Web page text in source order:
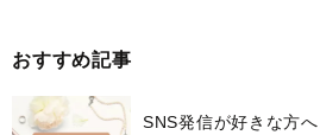
おすすめ記事
SNS発信が好きな方